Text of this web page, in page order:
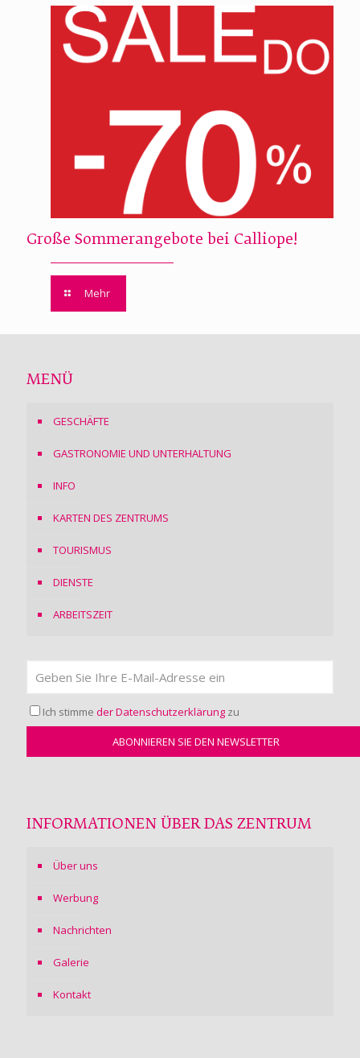
Große Sommerangebote bei Calliope!
Mehr
MENÜ
GESCHÄFTE
GASTRONOMIE UND UNTERHALTUNG
INFO
KARTEN DES ZENTRUMS
TOURISMUS
DIENSTE
ARBEITSZEIT
Ich stimme der Datenschutzerklärung zu
INFORMATIONEN ÜBER DAS ZENTRUM
Über uns
Werbung
Nachrichten
Galerie
Kontakt